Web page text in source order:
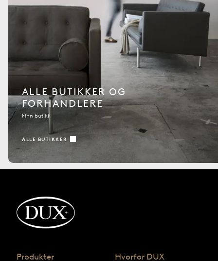
ALLE BUTIKKER OG
FORHANDLERE
Finn butikk
ALLE BUTIKKER
Produkter Hvorfor DUX